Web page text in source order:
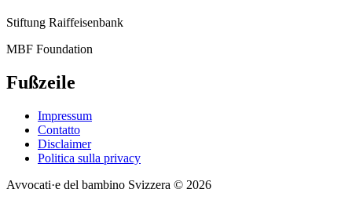
Stiftung Raiffeisenbank
MBF Foundation
Fußzeile
Impressum
Contatto
Disclaimer
Politica sulla privacy
Avvocati·e del bambino Svizzera © 2026